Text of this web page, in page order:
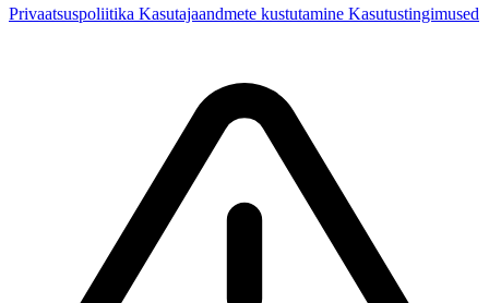
Privaatsuspoliitika Kasutajaandmete kustutamine Kasutustingimused